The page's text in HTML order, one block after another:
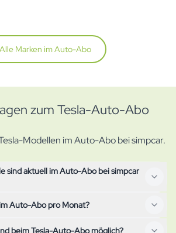
Alle Marken im Auto-Abo
zum Tesla-Auto-Abo
Modellen im Auto-Abo bei simpcar.
sind aktuell im Auto-Abo bei simpcar
Tesla-Modelle siehst du oben
Auto-Abo pro Monat?
beim Tesla-Auto-Abo möglich?